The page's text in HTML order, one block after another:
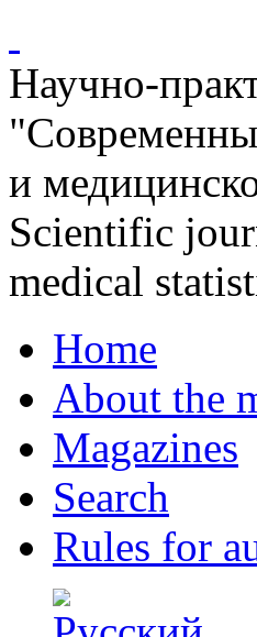
Научно-
и
Scientific
medical
Home
About the
Magazines
Search
Rules for